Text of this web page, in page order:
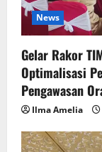
News
Gelar Rakor
Optimalisasi
Pengawasan
Ilma Amelia